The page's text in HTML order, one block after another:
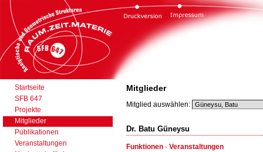
Startseite
SFB 647
Projekte
Mitglieder
Publikationen
Veranstaltungen
Mitglieder
Mitglied auswählen:
Dr. Batu Güneysu
Funktionen · Veranstaltungen